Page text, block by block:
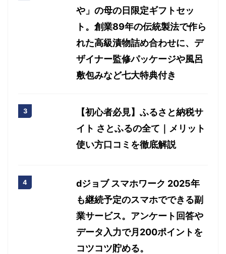
や」の母の日限定ギフトセッ
ト。創業89年の伝統製法で作ら
れた高級漬物詰め合わせに、デ
ザイナー監修パッケージや風呂
敷包みなど七大特典付き
【初心者必見】ふるさと納税サ
イト さとふるの全て｜メリット
使い方口コミを徹底解説
dジョブ スマホワーク 2025年
も継続予定のスマホでできる副
業サービス。アンケート回答や
データ入力で月200ポイントを
コツコツ貯める。